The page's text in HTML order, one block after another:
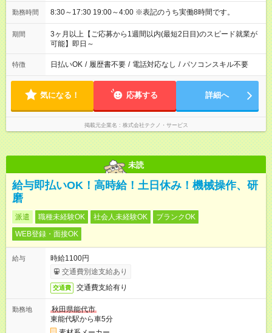
勤務時間 8:30～17:30 19:00～4:00 ※表記のうち実働8時間です。
期間
3ヶ月以上【ご応募から1週間以内(最短2日目)のスピード就業が
可能】即日～
特徴 日払いOK / 履歴書不要 / 電話対応なし / パソコンスキル不要
気になる！ 応募する 詳細へ
掲載元企業名 株式会社テクノ・サービス
未読
給与即払いOK！高時給！土日休み！機械操作、研
磨
派遣 職種未経験OK 社会人未経験OK
ブランクOK
WEB登録・面接OK
給与
時給1100円
交通費別途支給あり
交通費 交通費支給有り
勤務地
秋田県能代市
東能代駅から車5分